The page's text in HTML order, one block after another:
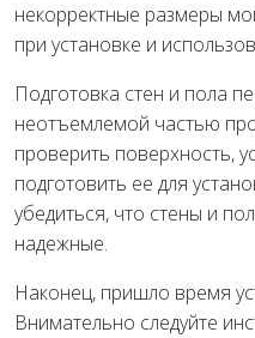
некорректные размеры
при установке и
Подготовка стен и пола
неотъемлемой частью
проверить поверхность,
подготовить ее для
убедиться, что стены и
надежные.
Наконец, пришло время
Внимательно следуйте